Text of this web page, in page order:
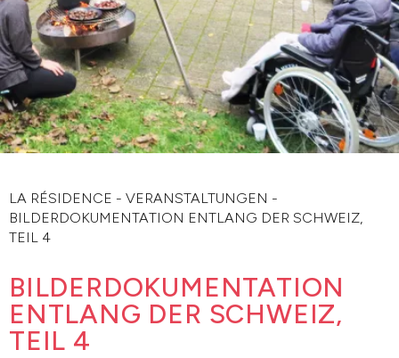
LA RÉSIDENCE - VERANSTALTUNGEN -
BILDERDOKUMENTATION ENTLANG DER SCHWEIZ,
TEIL 4
BILDERDOKUMENTATION
ENTLANG DER SCHWEIZ,
TEIL 4